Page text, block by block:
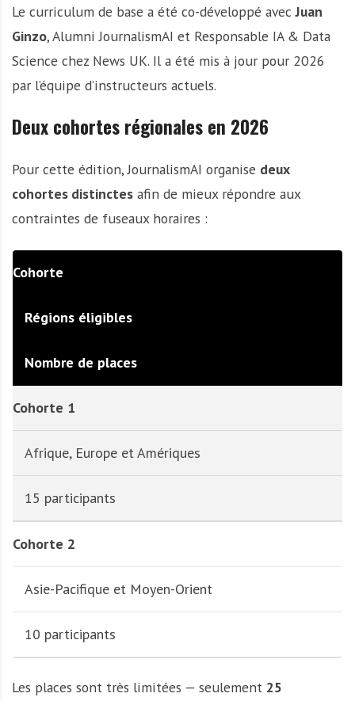
Le curriculum de base a été co-développé avecJuan
Ginzo, Alumni JournalismAI et Responsable IA & Data
Science chez News UK. Il a été mis à jour pour 2026
par l’équipe d’instructeurs actuels.
Deux cohortes régionales en 2026
Pour cette édition, JournalismAI organise deux
cohortes distinctes afin de mieux répondre aux
contraintes de fuseaux horaires :
Cohorte
Régions éligibles
Nombre de places
Cohorte 1
Afrique, Europe et Amériques
15 participants
Cohorte 2
Asie-Pacifique et Moyen-Orient
10 participants
Les places sont très limitées — seulement 25